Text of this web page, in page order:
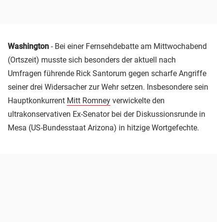
Washington - Bei einer Fernsehdebatte am Mittwochabend
(Ortszeit) musste sich besonders der aktuell nach
Umfragen führende Rick Santorum gegen scharfe Angriffe
seiner drei Widersacher zur Wehr setzen. Insbesondere sein
Hauptkonkurrent Mitt Romney verwickelte den
ultrakonservativen Ex-Senator bei der Diskussionsrunde in
Mesa (US-Bundesstaat Arizona) in hitzige Wortgefechte.